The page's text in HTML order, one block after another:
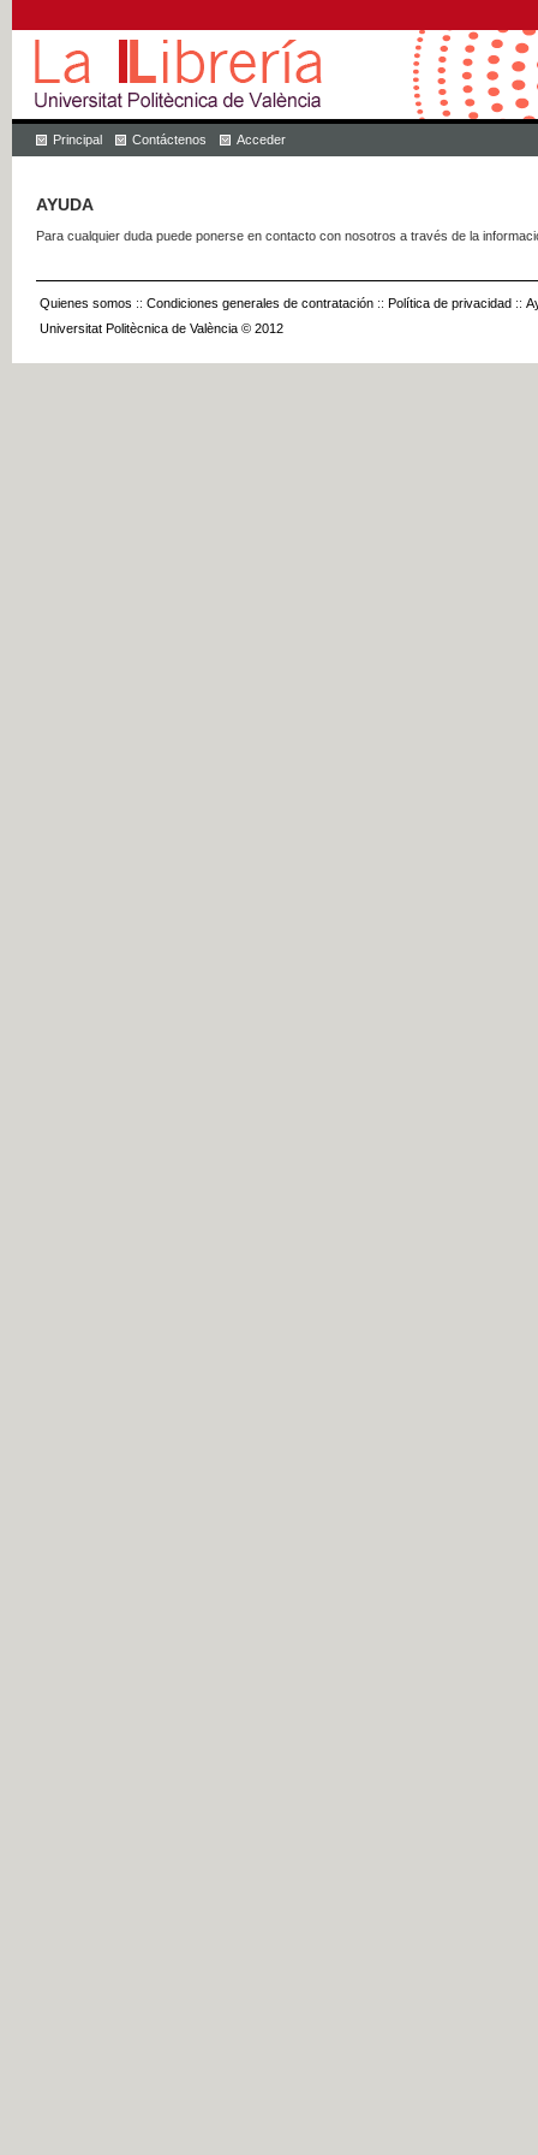
Principal Contáctenos Acceder
AYUDA
Para cualquier duda puede ponerse en contacto con nosotros a través de la
Quienes somos :: Condiciones generales de contratación :: Política de privacidad ::
Universitat Politècnica de València © 2012